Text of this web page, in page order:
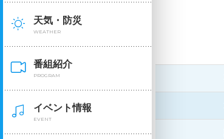
天気・防災
WEATHER
番組紹介
PROGRAM
イベント情報
EVENT